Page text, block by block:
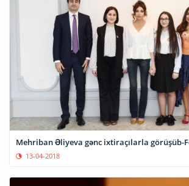
Mehriban Əliyeva gənc ixtiraçılarla görüşüb-
13-04-2018